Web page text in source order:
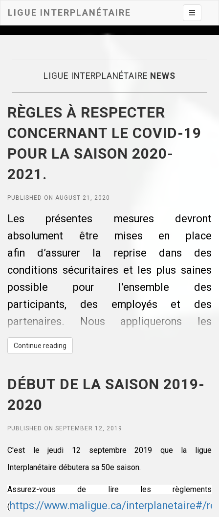
LIGUE INTERPLANÉTAIRE Toggle
LIGUE INTERPLANÉTAIRE NEWS
RÈGLES À RESPECTER
CONCERNANT LE COVID-19
POUR LA SAISON 2020-
2021.
PUBLISHED ON AUGUST 21, 2020
Les présentes mesures devront
absolument être mises en place
afin d’assurer la reprise dans des
conditions sécuritaires et les plus saines
possible pour l’ensemble des
participants, des employés et des
partenaires. Nous appliquerons les
directives gouvernementales.
À titre informatif, le nombre maximal de
patineurs sur la patinoire est de :
même temps et ce INCLUANT LES
ARBITRES.
Consigne d’ordre général pour chaque bloc
horaire:
- Les patineurs doivent arriver déjà vêtus
en partie de leur uniforme;
Continue reading
DÉBUT DE LA SAISON 2019-
2020
PUBLISHED ON SEPTEMBER 12, 2019
C'est le jeudi 12 septembre 2019 que la ligue
Interplanétaire débutera sa 50e saison.
Assurez-vous de lire les règlements
(https://www.maligue.ca/interplanetaire#/